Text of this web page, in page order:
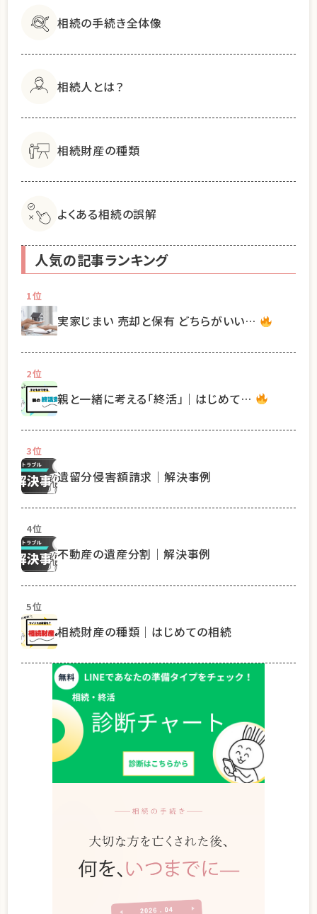
相続の手続き全体像
相続人とは？
相続財産の種類
よくある相続の誤解
人気の記事ランキング
1位
実家じまい 売却と保有 どちらがいい…
2位
親と一緒に考える「終活」｜はじめて…
3位
遺留分侵害額請求｜解決事例
4位
不動産の遺産分割｜解決事例
5位
相続財産の種類｜はじめての相続